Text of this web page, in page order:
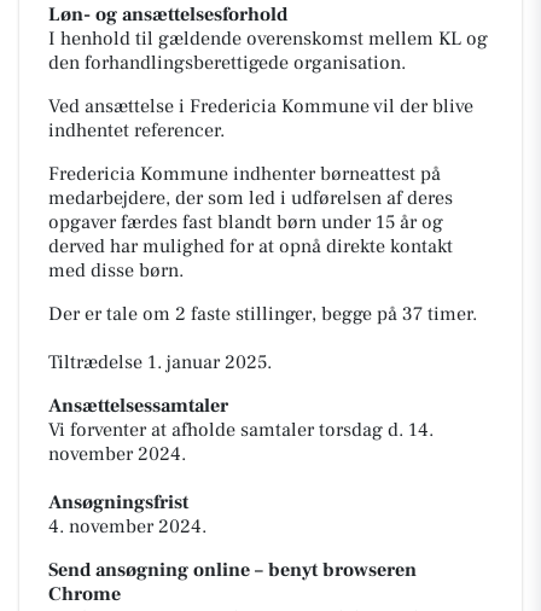
Løn- og ansættelsesforhold
I henhold til gældende overenskomst mellem KL og
den forhandlingsberettigede organisation.
Ved ansættelse i Fredericia Kommune vil der blive
indhentet referencer.
Fredericia Kommune indhenter børneattest på
medarbejdere, der som led i udførelsen af deres
opgaver færdes fast blandt børn under 15 år og
derved har mulighed for at opnå direkte kontakt
med disse børn.
Der er tale om 2 faste stillinger, begge på 37 timer.
Tiltrædelse 1. januar 2025.
Ansættelsessamtaler
Vi forventer at afholde samtaler torsdag d. 14.
november 2024.
Ansøgningsfrist
4. november 2024.
Send ansøgning online – benyt browseren
Chrome